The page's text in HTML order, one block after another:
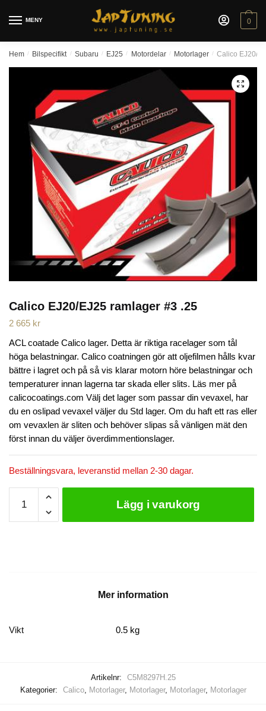
MENY 0
Hem / Bilspecifikt / Subaru / EJ25 / Motordelar / Motorlager / Calico EJ20/
🔍
Calico EJ20/EJ25 ramlager #3 .25
2 665 kr
ACL coatade Calico lager. Detta är riktiga racelager som tål
höga belastningar. Calico coatningen gör att oljefilmen hålls kvar
bättre i lagret och på så vis klarar motorn höre belastningar och
temperaturer innan lagerna tar skada eller slits. Läs mer på
calicocoatings.com Välj det lager som passar din vevaxel, har
du en oslipad vevaxel väljer du Std lager. Om du haft ett ras eller
om vevaxlen är sliten och behöver slipas så vänligen mät den
först innan du väljer överdimmentionslager.
Beställningsvara, leveranstid mellan 2-30 dagar.
EJ20/EJ25
ramlager
Lägg i varukorg
Mer information
Vikt 0.5 kg
Artikelnr:
C5M8297H.25
Kategorier:
Calico, Motorlager, Motorlager, Motorlager, Motorlager